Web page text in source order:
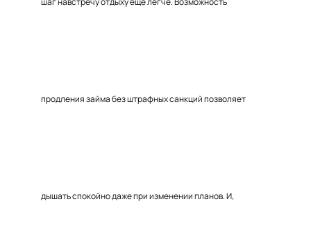
продления займа без штрафных санкций позволяет
дышать спокойно даже при изменении планов. И,